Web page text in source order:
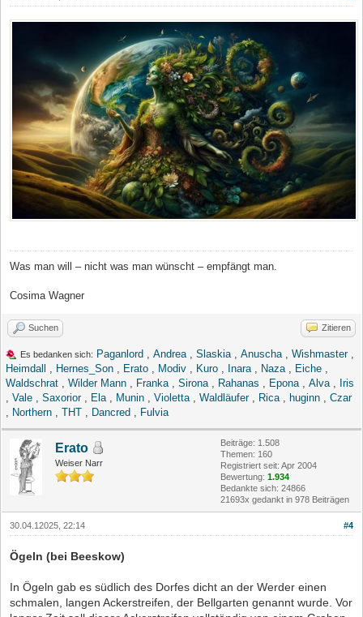
Was man will – nicht was man wünscht – empfängt man.
Cosima Wagner
Suchen Zitieren
Es bedanken sich: Paganlord Andrea Slaskia Anuscha Wishmaster,
Heimdall
Hernes_Son Erato Modiv Kuro Inara Naza Eiche
Waldschrat
Wilder Mann Franka Sirona Rahanas Epona Alva
Iris
Vale Saxorior, Ela Munin Violetta Waldläufer, Rica huginn
Czar
Northern THT Dancred Fulvia
Erato
Weiser Narr
Beiträge: 1.508
Themen: 160
Registriert seit: Apr 2004
Bewertung: 1.934
Bedankte sich: 24866
21693x gedankt in 978 Beiträgen
#4
30.04.12025, 22:14
Ögeln (bei Beeskow)
In Ögeln gab es südlich des Dorfes dicht an der Werder einen
schmalen, langen Ackerstreifen, der Bellgarten genannt wurde. Vor